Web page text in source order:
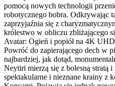
pomocą nowych technologii
robotycznego bobra. Odkrywając
zaprzyjaźnia się z
królestwo w obliczu zbliżającego
Avatar: Ogień i popiół na 4K
Powróć do zapierającego dech w
najbardziej, jak dotąd,
Neytiri mierzą się z bolesną stratą
spektakularne i nieznane krainy z